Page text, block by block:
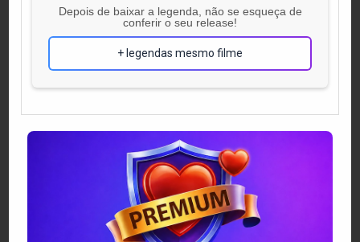
Depois de baixar a legenda, não se esqueça de
conferir o seu release!
+ legendas mesmo filme